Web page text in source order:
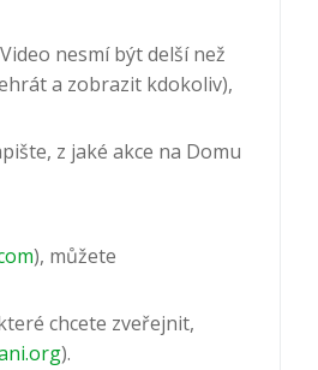
nesmí být delší než
a zobrazit kdokoliv),
z jaké akce na Domu
), můžete
chcete zveřejnit,
).